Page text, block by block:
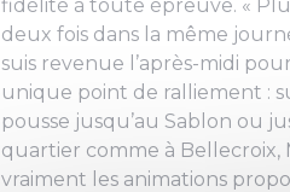
fidélité à toute épreuve. «
deux fois dans la même
suis revenue l’après-midi
unique point de ralliement :
pousse jusqu’au Sablon ou
quartier comme à Bellecroix,
vraiment les animations